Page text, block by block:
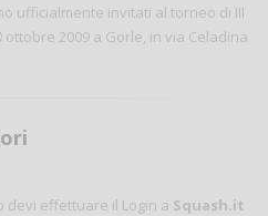
ufficialmente invitati al torneo di III
2009 a Gorle, in via Celadina
devi effettuare il Login a Squash.it